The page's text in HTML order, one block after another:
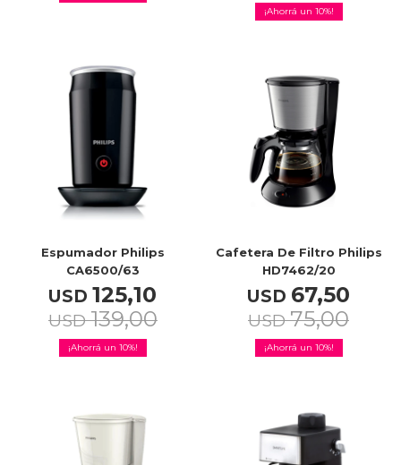
10
Espumador Philips
CA6500/63
USD 125,10
USD 139,00
10
Cafetera De Filtro Philips
HD7462/20
USD 67,50
USD 75,00
10